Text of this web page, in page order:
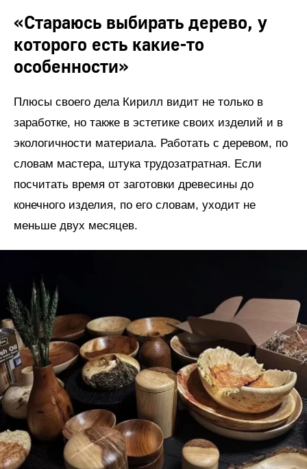
«Стараюсь выбирать дерево, у
которого есть какие-то
особенности»
Плюсы своего дела Кирилл видит не только в
заработке, но также в эстетике своих изделий и в
экологичности материала. Работать с деревом, по
словам мастера, штука трудозатратная. Если
посчитать время от заготовки древесины до
конечного изделия, по его словам, уходит не
меньше двух месяцев.